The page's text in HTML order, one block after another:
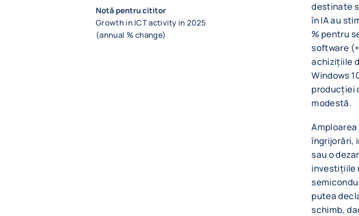
Notă pentru cititor
Growth in ICT activity in 2025
(annual % change)
destinate
în IA au
% pentru
software
achizițiile
Windows
producției
modestă.
îngrijorări,
sau o
investițiile
putea
schimb,